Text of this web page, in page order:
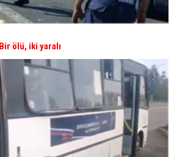
Bir ölü, iki yaralı